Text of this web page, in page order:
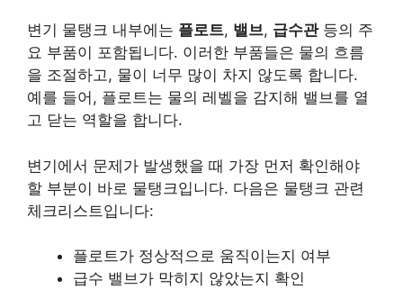
변기 물탱크 내부에는 플로트, 밸브, 급수관등의 주
요 부품이 포함됩니다. 이러한 부품들은 물의 흐름
을 조절하고, 물이 너무 많이 차지 않도록 합니다.
예를 들어, 플로트는 물의 레벨을 감지해 밸브를 열
고 닫는 역할을 합니다.
변기에서 문제가 발생했을 때 가장 먼저 확인해야
할 부분이 바로 물탱크입니다. 다음은 물탱크 관련
체크리스 트입니다:
플로트가 정상적으로 움직이는지 여부
급수 밸브가 막히지 않았는지 확인